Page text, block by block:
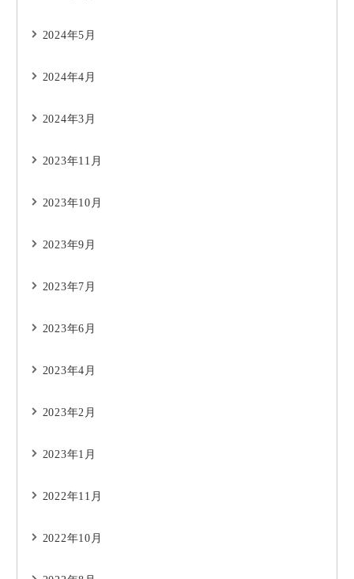
2024年5月
2024年4月
2024年3月
2023年11月
2023年10月
2023年9月
2023年7月
2023年6月
2023年4月
2023年2月
2023年1月
2022年11月
2022年10月